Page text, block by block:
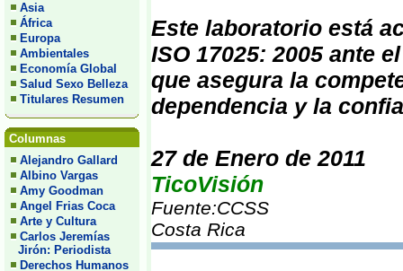
Asia
África
Europa
Ambientales
Economía Global
Salud Sexo Belleza
Titulares Resumen
Columnas
Alejandro Gallard
Albino Vargas
Amy Goodman
Angel Frias Coca
Arte y Cultura
Carlos Jeremías
Jirón: Periodista
Derechos Humanos
Este laboratorio está
ISO 17025: 2005 ante
que asegura la
dependencia y la
27 de Enero de 2011
TicoVisión
Fuente:CCSS
Costa Rica